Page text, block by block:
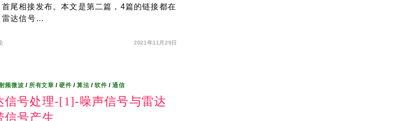
尾相接发布。本文是第二篇，4篇的链接都在
雷达信号…
2021年11月29日
频微波 / 所有文章 /硬件 /算法 /软件 /通信
信号处理-[1]-噪声信号与雷达
信号产生